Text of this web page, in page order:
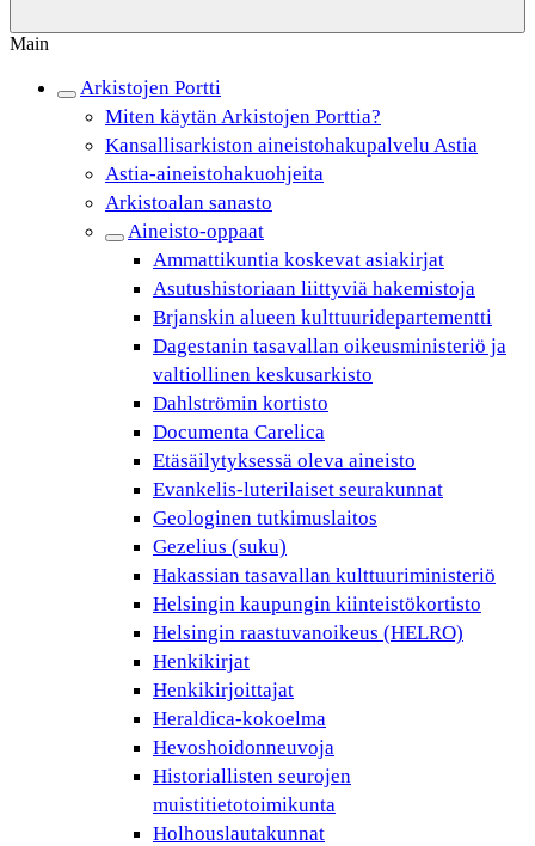
Main
Arkistojen Portti
Miten käytän Arkistojen Porttia?
Kansallisarkiston aineistohakupalvelu Astia
Astia-aineistohakuohjeita
Arkistoalan sanasto
Aineisto-oppaat
Ammattikuntia koskevat asiakirjat
Asutushistoriaan liittyviä hakemistoja
Brjanskin alueen kulttuuridepartementti
Dagestanin tasavallan oikeusministeriö ja
valtiollinen keskusarkisto
Dahlströmin kortisto
Documenta Carelica
Etäsäilytyksessä oleva aineisto
Evankelis-luterilaiset seurakunnat
Geologinen tutkimuslaitos
Gezelius (suku)
Hakassian tasavallan kulttuuriministeriö
Helsingin kaupungin kiinteistökortisto
Helsingin raastuvanoikeus (HELRO)
Henkikirjat
Henkikirjoittajat
Heraldica-kokoelma
Hevoshoidonneuvoja
Historiallisten seurojen
muistitietotoimikunta
Holhouslautakunnat